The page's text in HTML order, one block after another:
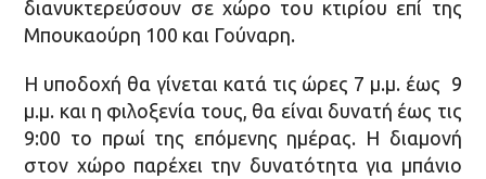
διανυκτερεύσουν σε χώρο του κτιρίου επί της
Μπουκαούρη 100 και Γούναρη.
Η υποδοχή θα γίνεται κατά τις ώρες 7 μ.μ. έως 9
μ.μ. και η φιλοξενία τους, θα είναι δυνατή έως τις
9:00 το πρωί της επόμενης ημέρας. Η διαμονή
στον χώρο παρέχει την δυνατότητα για μπάνιο